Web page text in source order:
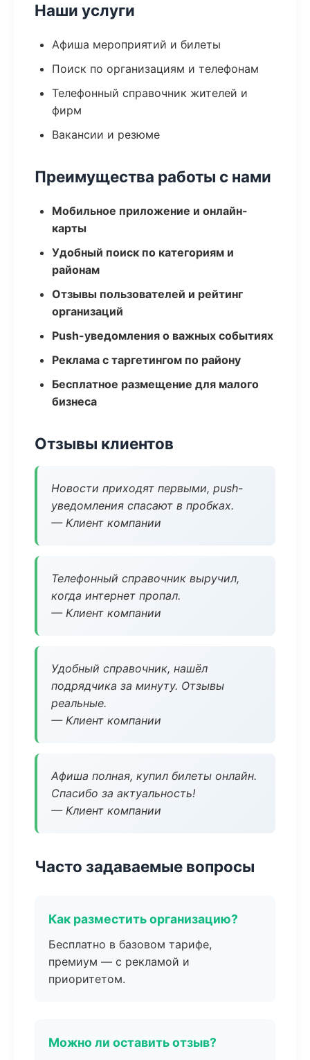
Наши услуги
Афиша мероприятий и билеты
Поиск по организациям и телефонам
Телефонный справочник жителей и
фирм
Вакансии и резюме
Преимущества работы с нами
Мобильное приложение и онлайн-
карты
Удобный поиск по категориям и
районам
Отзывы пользователей и рейтинг
организаций
Push-уведомления о важных событиях
Реклама с таргетингом по району
Бесплатное размещение для малого
бизнеса
Отзывы клиентов
Новости приходят первыми, push-
уведомления спасают в пробках.
— Клиент компании
Телефонный справочник выручил,
когда интернет пропал.
— Клиент компании
Удобный справочник, нашёл
подрядчика за минуту. Отзывы
реальные.
— Клиент компании
Афиша полная, купил билеты онлайн.
Спасибо за актуальность!
— Клиент компании
Часто задаваемые вопросы
Как разместить организацию?
Бесплатно в базовом тарифе,
премиум — с рекламой и
приоритетом.
Можно ли оставить отзыв?